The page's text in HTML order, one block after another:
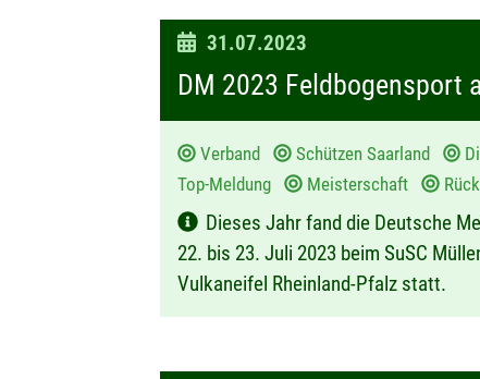
D
a
t
m
:
31.07.2023
DM 2023 Feldbogensport
Verband Schützen Saarland
Top-Meldung
Meisterschaft
Dieses Jahr fand die Deutsche
22. bis 23. Juli 2023 beim SuSC
Vulkaneifel Rheinland-Pfalz statt.